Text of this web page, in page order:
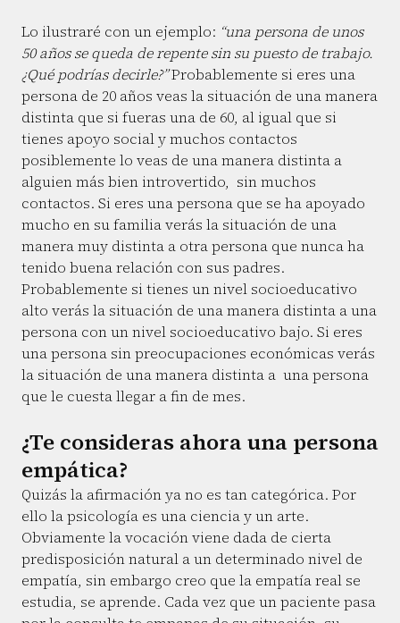
Lo ilustraré con un ejemplo: “una persona de unos
50 años se queda de repente sin su puesto de trabajo.
¿Qué podrías decirle?”Probablemente si eres una
persona de 20 años veas la situación de una manera
distinta que si fueras una de 60, al igual que si
tienes apoyo social y muchos contactos
posiblemente lo veas de una manera distinta a
alguien más bien introvertido, sin muchos
contactos. Si eres una persona que se ha apoyado
mucho en su familia verás la situación de una
manera muy distinta a otra persona que nunca ha
tenido buena relación con sus padres.
Probablemente si tienes un nivel socioeducativo
alto verás la situación de una manera distinta a una
persona con un nivel socioeducativo bajo. Si eres
una persona sin preocupaciones económicas verás
la situación de una manera distinta a una persona
que le cuesta llegar a fin de mes.
¿Te consideras ahora una persona
empática?
Quizás la afirmación ya no es tan categórica. Por
ello la psicología es una ciencia y un arte.
Obviamente la vocación viene dada de cierta
predisposición natural a un determinado nivel de
empatía, sin embargo creo que la empatía real se
estudia, se aprende. Cada vez que un paciente pasa